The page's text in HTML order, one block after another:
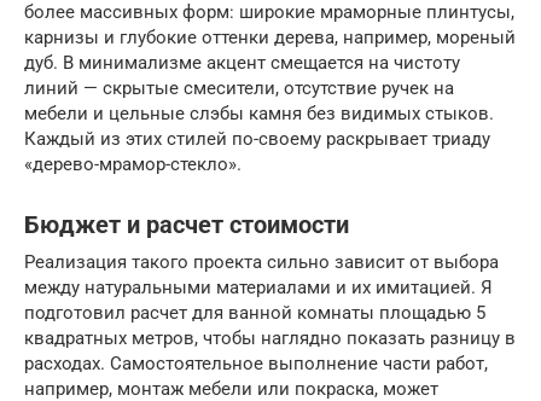
более массивных форм: широкие мраморные плинтусы,
карнизы и глубокие оттенки дерева, например, мореный
дуб. В минимализме акцент смещается на чистоту
линий — скрытые смесители, отсутствие ручек на
мебели и цельные слэбы камня без видимых стыков.
Каждый из этих стилей по-своему раскрывает триаду
«дерево-мрамор-стекло».
Бюджет и расчет стоимости
Реализация такого проекта сильно зависит от выбора
между натуральными материалами и их имитацией. Я
подготовил расчет для ванной комнаты площадью 5
квадратных метров, чтобы наглядно показать разницу в
расходах. Самостоятельное выполнение части работ,
например, монтаж мебели или покраска, может